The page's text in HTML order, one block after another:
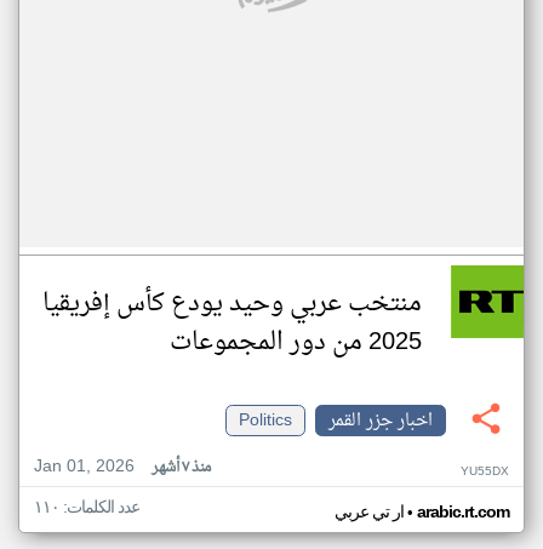
منتخب عربي وحيد يودع كأس إفريقيا
2025 من دور المجموعات
اخبار جزر القمر
Politics
Jan 01, 2026
منذ ٧ أشهر YU55DX
ار تي عربي• arabic.rt.com عدد الكلمات: ١١٠